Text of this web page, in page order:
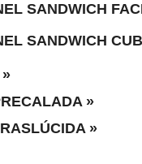
SANDWICH
SANDWICH
»
»